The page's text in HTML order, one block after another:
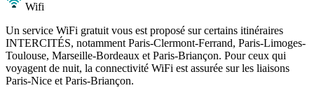
Wifi
Un service WiFi gratuit vous est proposé sur certains itinéraires
INTERCITÉS, notamment Paris-Clermont-Ferrand, Paris-Limoges-
Toulouse, Marseille-Bordeaux et Paris-Briançon. Pour ceux qui
voyagent de nuit, la connectivité WiFi est assurée sur les liaisons
Paris-Nice et Paris-Briançon.